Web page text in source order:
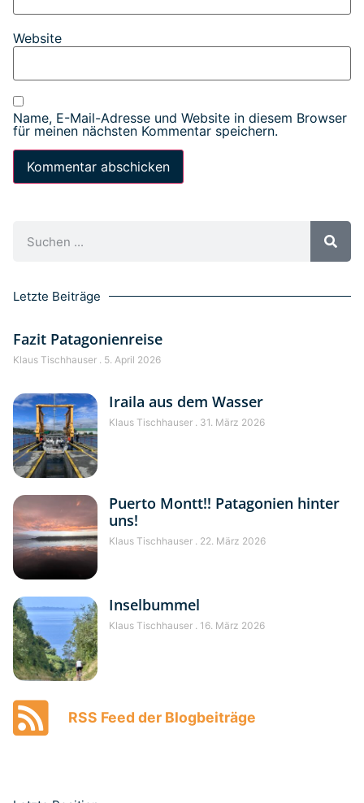
Website
Name, E-Mail-Adresse und Website in diesem Browser
für meinen nächsten Kommentar speichern.
Letzte Beiträge
Fazit Patagonienreise
Klaus Tischhauser 5. April 2026
Iraila aus dem Wasser
Klaus Tischhauser 31. März 2026
Puerto Montt!! Patagonien hinter
uns!
Klaus Tischhauser 22. März 2026
Inselbummel
Klaus Tischhauser 16. März 2026
RSS Feed der Blogbeiträge